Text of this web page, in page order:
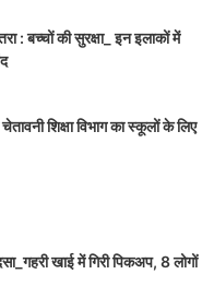
: बच्चों की सुरक्षा_ इन इलाकों में
शिक्षा विभाग का स्कूलों के लिए
खाई में गिरी पिकअप, 8 लोगों